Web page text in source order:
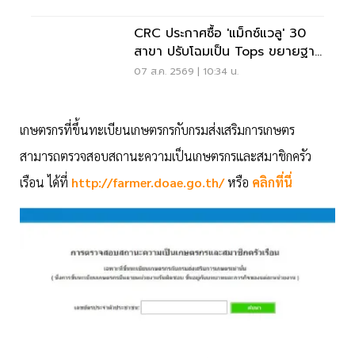
CRC ประกาศซื้อ 'แม็กซ์แวลู' 30
สาขา ปรับโฉมเป็น Tops ขยายฐาน
ลูกค้าเพิ่ม 9 แสนราย
07 ส.ค. 2569 | 10:34 น.
เกษตรกรที่ขึ้นทะเบียนเกษตรกรกับกรมส่งเสริมการเกษตร
สามารถตรวจสอบสถานะความเป็นเกษตรกรและสมาชิกครัว
เรือน ได้ที่ http://farmer.doae.go.th/หรือ คลิกที่นี่